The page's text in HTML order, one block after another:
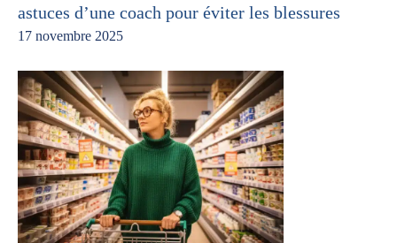
astuces d’une coach pour éviter les blessures
17 novembre 2025